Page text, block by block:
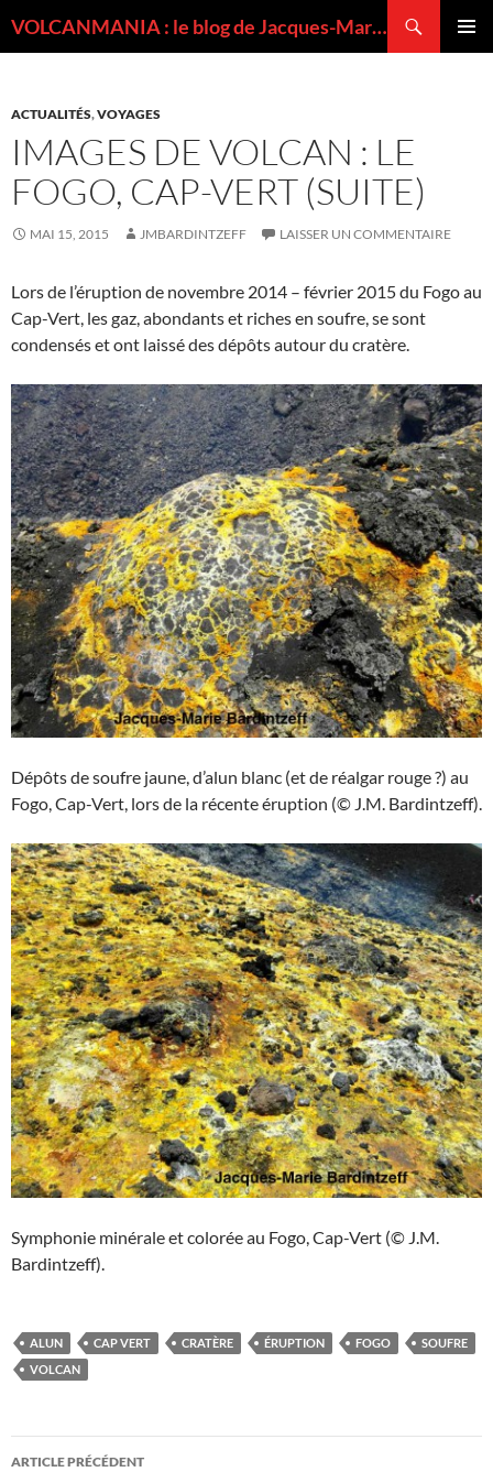
VOLCANMANIA : le blog de Jacques-Marie BARDINTZEFF, volcanologue
ACTUALITÉS,VOYAGES
IMAGES DE VOLCAN : LE
FOGO, CAP-VERT (SUITE)
MAI 15, 2015 JMBARDINTZEFF LAISSER UN COMMENTAIRE
Lors de l’éruption de novembre 2014 – février 2015 du Fogo au
Cap-Vert, les gaz, abondants et riches en soufre, se sont
condensés et ont laissé des dépôts autour du cratère.
Dépôts de soufre jaune, d’alun blanc (et de réalgar rouge ?) au
Fogo, Cap-Vert, lors de la récente éruption (© J.M. Bardintzeff).
Symphonie minérale et colorée au Fogo, Cap-Vert (© J.M.
Bardintzeff).
ALUN CAP VERT CRATÈRE ÉRUPTION FOGO
SOUFRE
VOLCAN
Navigation
ARTICLE PRÉCÉDENT